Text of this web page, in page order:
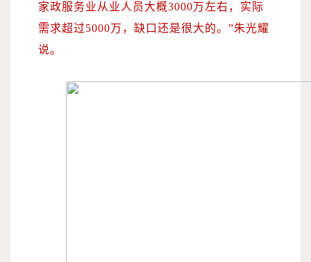
家政服务业从业人员大概3000万左右，实际
需求超过5000万，缺口还是很大的。”朱光耀
说。